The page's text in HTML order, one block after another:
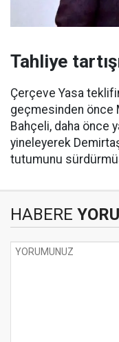
Tahliye
Çerçeve Yasa
geçmesinden önce
Bahçeli, daha önce
yineleyerek
tutumunu
HABERE